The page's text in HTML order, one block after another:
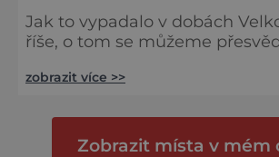
Jak to vypadalo v dobách
říše, o tom se můžeme
v Archeoskanzenu Modrá.
vybudované na základě
archeologických nálezů přímo
zobrazit více >>
Zobrazit místa v mém